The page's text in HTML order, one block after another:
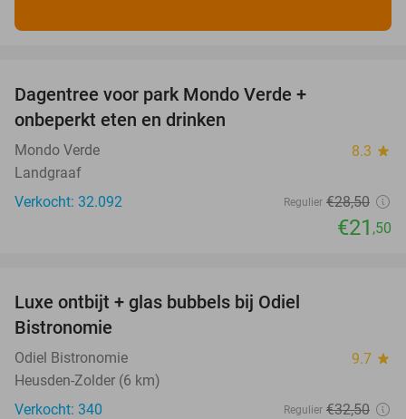
Dagentree voor park Mondo Verde +
onbeperkt eten en drinken
Mondo Verde 8.3 star
Landgraaf
Verkocht: 32.092
Regulier €28,50
€21 ,50
Luxe ontbijt + glas bubbels bij Odiel
Bistronomie
Odiel Bistronomie 9.7 star
Heusden-Zolder (6 km)
Verkocht: 340
Regulier €32,50